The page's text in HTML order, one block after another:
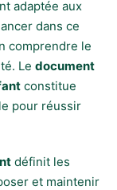
adaptée aux
dans ce
comprendre le
Le document
constitue
pour réussir
définit les
et maintenir